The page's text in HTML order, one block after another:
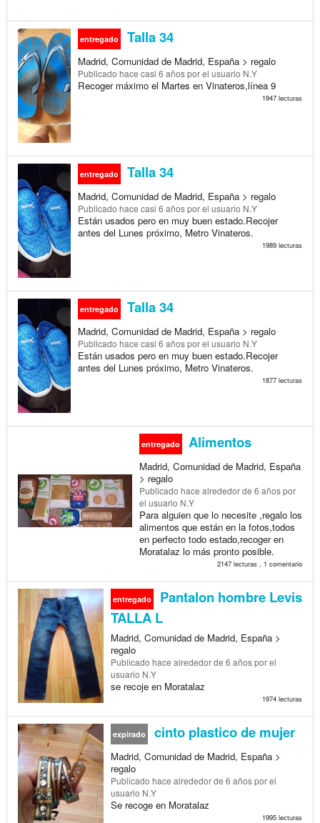
entregado Talla 34
Madrid, Comunidad de Madrid, España > regalo
Publicado hace casi 6 añospor el usuario N.Y
Recoger máximo el Martes en Vinateros,línea 9
1947 lecturas
entregado Talla 34
Madrid, Comunidad de Madrid, España > regalo
Publicado hace casi 6 añospor el usuario N.Y
Están usados pero en muy buen estado.Recojer
antes del Lunes próximo, Metro Vinateros.
1989 lecturas
entregado Talla 34
Madrid, Comunidad de Madrid, España > regalo
Publicado hace casi 6 añospor el usuario N.Y
Están usados pero en muy buen estado.Recojer
antes del Lunes próximo, Metro Vinateros.
1877 lecturas
entregado Alimentos
Madrid, Comunidad de Madrid, España
> regalo
Publicado hace alrededor de 6 añospor
el usuario N.Y
Para alguien que lo necesite ,regalo los
alimentos que están en la fotos,todos
en perfecto todo estado,recoger en
Moratalaz lo más pronto posible.
2147 lecturas , 1 comentario
entregado
Pantalon hombre Levis
TALLA L
Madrid, Comunidad de Madrid, España >
regalo
Publicado hace alrededor de 6 añospor el
usuario N.Y
se recoje en Moratalaz
1974 lecturas
expirado cinto plastico de mujer
Madrid, Comunidad de Madrid, España >
regalo
Publicado hace alrededor de 6 añospor el
usuario N.Y
Se recoge en Moratalaz
1995 lecturas